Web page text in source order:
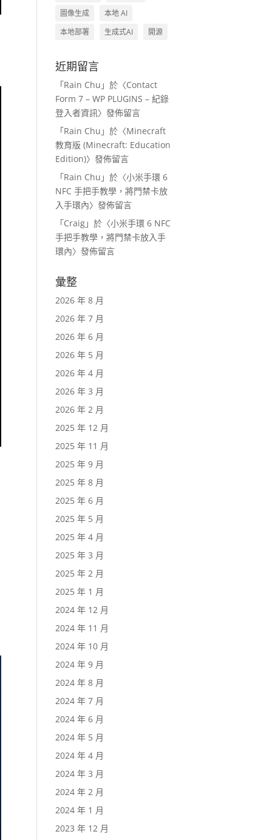
圖像生成
本地 AI
本地部署
生成式AI 開源
近期留言
「Rain Chu 」於〈Contact
Form 7 – WP PLUGINS – 紀錄
登入者資訊〉發佈留言
「Rain Chu 」於〈Minecraft
教育版 (Minecraft: Education
Edition)〉發佈留言
「Rain Chu 」於〈小米手環 6
NFC 手把手教學，將門禁卡放
入手環內〉發佈留言
「Craig 」於〈小米手環 6 NFC
手把手教學，將門禁卡放入手
環內〉發佈留言
彙整
2026 年 8 月
2026 年 7 月
2026 年 6 月
2026 年 5 月
2026 年 4 月
2026 年 3 月
2026 年 2 月
2025 年 12 月
2025 年 11 月
2025 年 9 月
2025 年 8 月
2025 年 6 月
2025 年 5 月
2025 年 4 月
2025 年 3 月
2025 年 2 月
2025 年 1 月
2024 年 12 月
2024 年 11 月
2024 年 10 月
2024 年 9 月
2024 年 8 月
2024 年 7 月
2024 年 6 月
2024 年 5 月
2024 年 4 月
2024 年 3 月
2024 年 2 月
2024 年 1 月
2023 年 12 月